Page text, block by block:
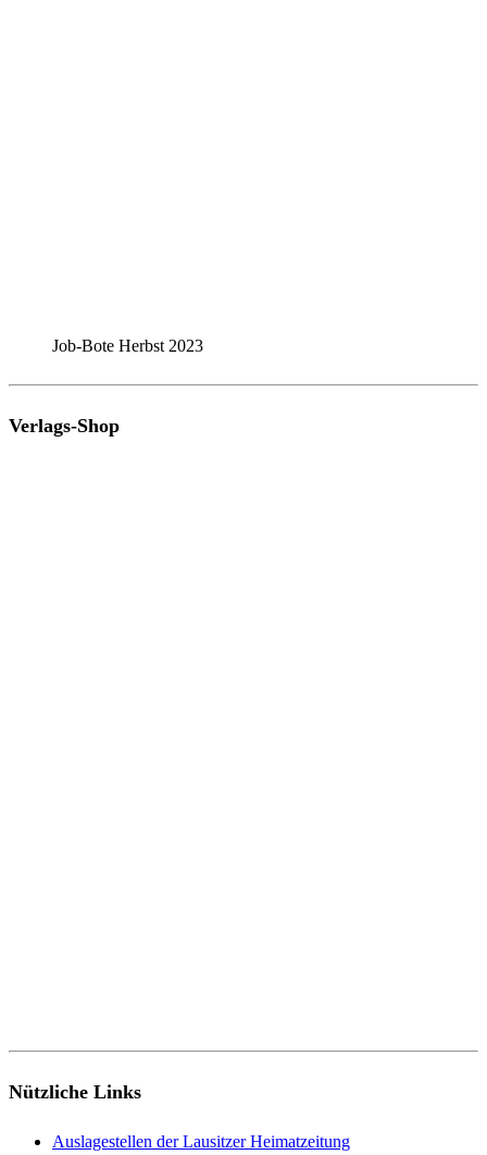
Job-Bote Herbst 2023
Verlags-Shop
Nützliche Links
Auslagestellen der Lausitzer Heimatzeitung